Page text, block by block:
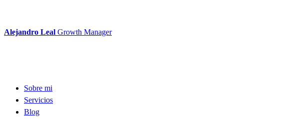
Alejandro Leal Growth Manager
Sobre mi
Servicios
Blog